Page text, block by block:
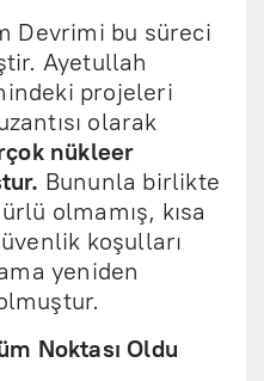
Devrimi bu süreci
Ayetullah
projeleri
olarak
nükleer
Bununla birlikte
olmamış, kısa
koşulları
yeniden
Noktası Oldu